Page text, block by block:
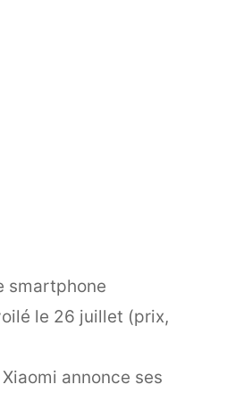
smartphone
le 26 juillet (prix,
annonce ses